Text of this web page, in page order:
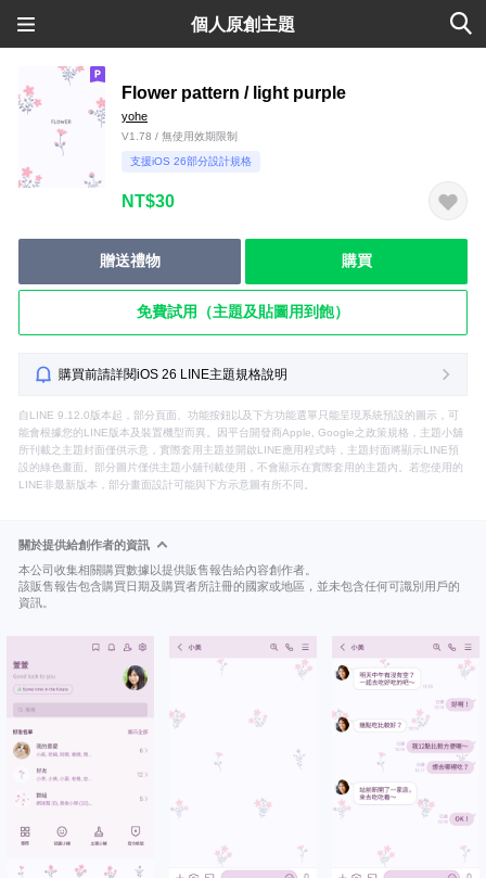
個人原創主題
Flower pattern / light purple
yohe
V1.78 / 無使用效期限制
支援iOS 26部分設計規格
NT$30
贈送禮物 購買
免費試用（主題及貼圖用到飽）
購買前請詳閱iOS 26 LINE主題規格說明
自LINE 9.12.0版本起，部分頁面、功能按鈕以及下方功能選單只能呈現系統預設的圖示，可
能會根據您的LINE版本及裝置機型而異。因平台開發商Apple, Google之政策規格，主題小舖
所刊載之主題封面僅供示意，實際套用主題並開啟LINE應用程式時，主題封面將顯示LINE預
設的綠色畫面。部分圖片僅供主題小舖刊載使用，不會顯示在實際套用的主題內。若您使用的
LINE非最新版本，部分畫面設計可能與下方示意圖有所不同。
關於提供給創作者的資訊
本公司收集相關購買數據以提供販售報告給內容創作者。
該販售報告包含購買日期及購買者所註冊的國家或地區，並未包含任何可識別用戶的
資訊。